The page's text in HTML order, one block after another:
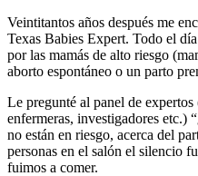
Veintitantos años después me
Texas Babies Expert. Todo el
por las mamás de alto riesgo
aborto espontáneo o un parto
Le pregunté al panel de
enfermeras, investigadores etc.)
no están en riesgo, acerca del
personas en el salón el silencio
fuimos a comer.